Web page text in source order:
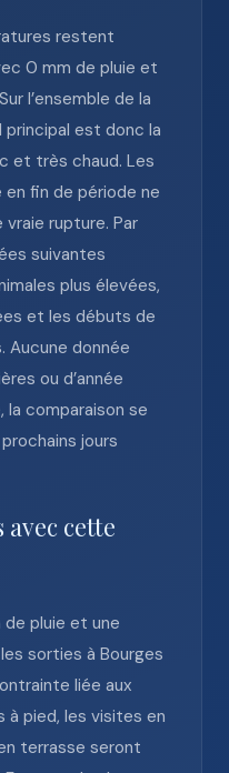
restent
0 mm de pluie et
l’ensemble de la
principal est donc la
et très chaud. Les
fin de période ne
rupture. Par
suivantes
plus élevées,
et les débuts de
Aucune donnée
ou d’année
la comparaison se
jours
avec cette
pluie et une
sorties à Bourges
liée aux
à pied, les visites en
terrasse seront